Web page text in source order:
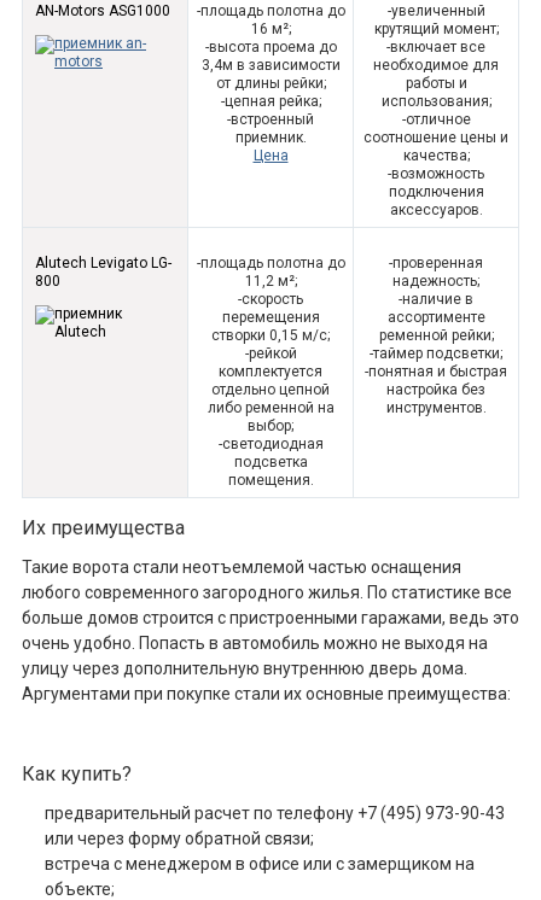
AN-Motors ASG1000
-площадь полотна до
16 м²;
-высота проема до
3,4м в зависимости
от длины рейки;
-цепная рейка;
-встроенный
приемник.
Цена
-увеличенный
крутящий момент;
-включает все
необходимое для
работы и
использования;
-отличное
соотношение цены и
качества;
-возможность
подключения
аксессуаров.
Alutech Levigato LG-
800
-площадь полотна до
11,2 м²;
-скорость
перемещения
створки 0,15 м/с;
-рейкой
комплектуется
отдельно цепной
либо ременной на
выбор;
-светодиодная
подсветка
помещения.
-проверенная
надежность;
-наличие в
ассортименте
ременной рейки;
-таймер подсветки;
-понятная и быстрая
настройка без
инструментов.
Их преимущества
Такие ворота стали неотъемлемой частью оснащения
любого современного загородного жилья. По статистике все
больше домов строится с пристроенными гаражами, ведь это
очень удобно. Попасть в автомобиль можно не выходя на
улицу через дополнительную внутреннюю дверь дома.
Аргументами при покупке стали их основные преимущества:
Как купить?
предварительный расчет по телефону +7 (495) 973-90-43
или через форму обратной связи;
встреча с менеджером в офисе или с замерщиком на
объекте;